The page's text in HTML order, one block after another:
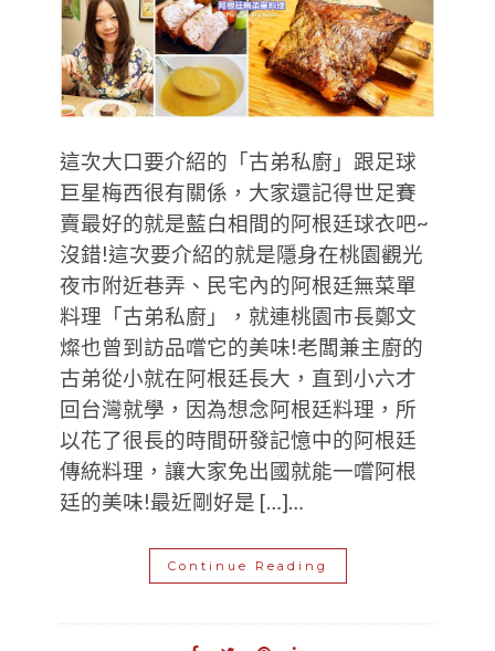
這次大口要介紹的「古弟私廚」跟足球
巨星梅西很有關係，大家還記得世足賽
賣最好的就是藍白相間的阿根廷球衣吧~
沒錯!這次要介紹的就是隱身在桃園觀光
夜市附近巷弄、民宅內的阿根廷無菜單
料理「古弟私廚」，就連桃園市長鄭文
燦也曾到訪品嚐它的美味!老闆兼主廚的
古弟從小就在阿根廷長大，直到小六才
回台灣就學，因為想念阿根廷料理，所
以花了很長的時間研發記憶中的阿根廷
傳統料理，讓大家免出國就能一嚐阿根
廷的美味!最近剛好是 […]…
Continue Reading